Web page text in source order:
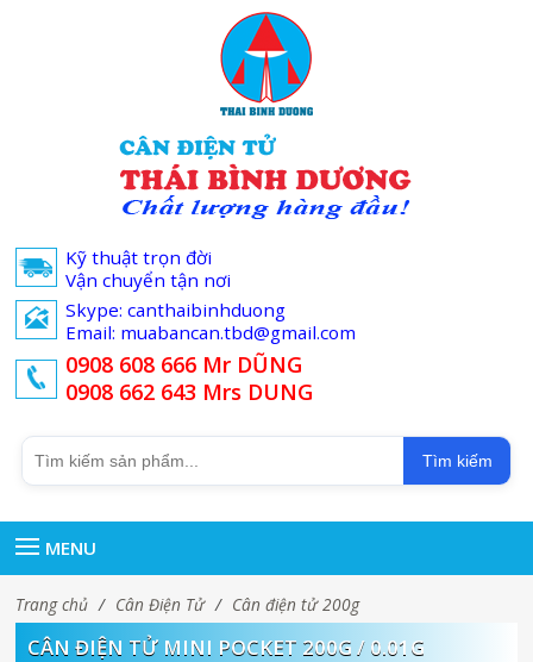
Kỹ thuật trọn đời
Vận chuyển tận nơi
Skype: canthaibinhduong
Email: muabancan.tbd@gmail.com
0908 608 666 Mr DŨNG
0908 662 643 Mrs DUNG
Tìm kiếm
MENU
Trang chủ / Cân Điện Tử / Cân điện tử 200g
CÂN ĐIỆN TỬ MINI POCKET 200G / 0.01G